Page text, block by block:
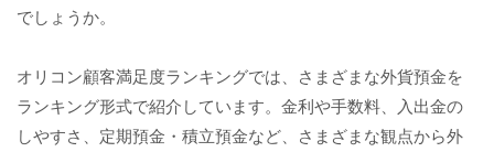
でしょうか。
オリコン顧客満足度ランキングでは、さまざまな外貨預金を
ランキング形式で紹介しています。金利や手数料、入出金の
しやすさ、定期預金・積立預金など、さまざまな観点から外